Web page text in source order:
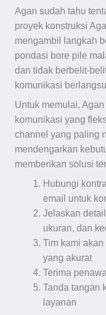
Agan sudah tahu
proyek konstruksi
mengambil langkah
pondasi bore pile
dan tidak berbelit-
komunikasi
Untuk memulai,
komunikasi yang
channel yang paling
mendengarkan
memberikan solusi
Hubungi
email untuk
Jelaskan
ukuran, dan
Tim kami
yang akurat
Terima
Tanda tangan
layanan